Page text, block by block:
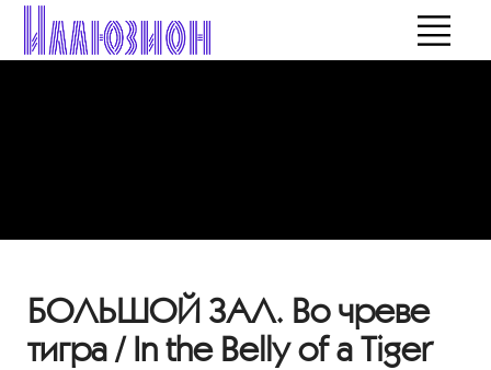
БОЛЬШОЙ ЗАЛ. Во чреве
тигра / In the Belly of a Tiger